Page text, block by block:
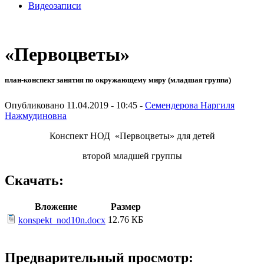
Видеозаписи
«Первоцветы»
план-конспект занятия по окружающему миру (младшая группа)
Опубликовано 11.04.2019 - 10:45 - Семендерова Наргиля
Нажмудиновна
Конспект НОД «Первоцветы» для детей
второй младшей группы
Скачать:
Вложение
Размер
konspekt_nod10n.docx 12.76 КБ
Предварительный просмотр: